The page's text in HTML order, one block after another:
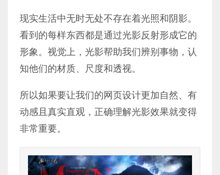
现实生活中无时无处不存在着光照和阴影。
看到的每样东西都是通过光影反射形成它的
形象。视觉上，光影帮助我们辨别事物，认
知他们的材质、尺度和透视。
所以如果要让我们的网页设计更加自然、有
动感且真实直观，正确理解光影效果就变得
非常重要。